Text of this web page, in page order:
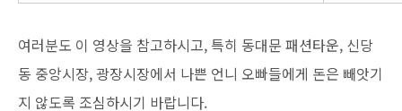
여러분도 이 영상을 참고하시고, 특히 동대문 패션타운, 신당
동 중앙시장, 광장시장에서 나쁜 언니 오빠들에게 돈은 빼앗기
지 않도록 조심하시기 바랍니다.